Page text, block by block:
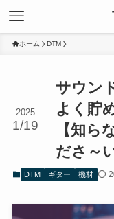
ホーム DTM
サウン
よく貯
【知ら
ださ～
2025
1/19
DTM ギター 機材